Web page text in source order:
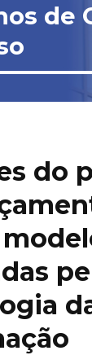
de
do